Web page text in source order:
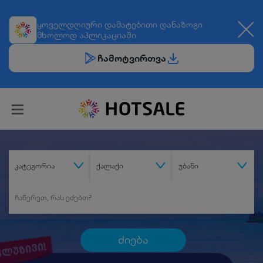
ყოველდღიური დამატებითი დანაზოგი
მხოლოდ აპლიკაციაში
ჩამოტვირთვა
კატეგორია ქალაქი უბანი
ძიება